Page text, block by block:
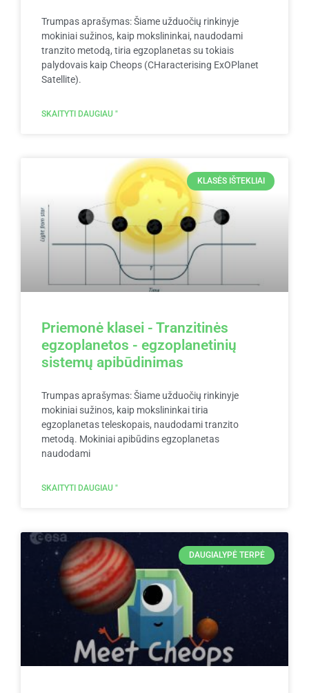
Trumpas aprašymas: Šiame užduočių rinkinyje
mokiniai sužinos, kaip mokslininkai, naudodami
tranzito metodą, tiria egzoplanetas su tokiais
palydovais kaip Cheops (CHaracterising ExOPlanet
Satellite).
SKAITYTI DAUGIAU "
KLASĖS IŠTEKLIAI
Priemonė klasei - Tranzitinės
egzoplanetos - egzoplanetinių
sistemų apibūdinimas
Trumpas aprašymas: Šiame užduočių rinkinyje
mokiniai sužinos, kaip mokslininkai tiria
egzoplanetas teleskopais, naudodami tranzito
metodą. Mokiniai apibūdins egzoplanetas
naudodami
SKAITYTI DAUGIAU "
DAUGIALYPĖ TERPĖ